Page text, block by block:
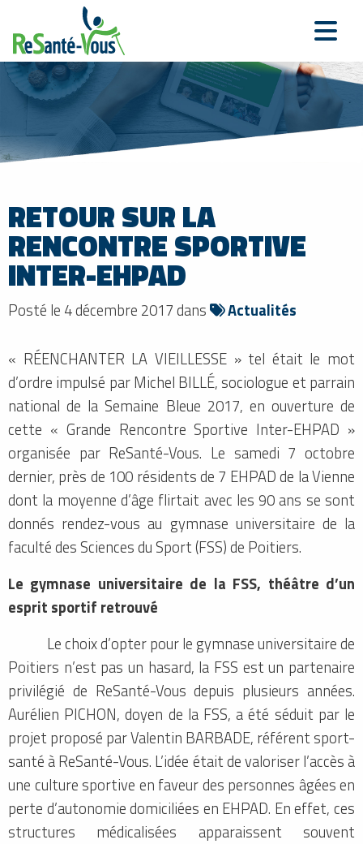
RETOUR SUR LA
RENCONTRE SPORTIVE
INTER-EHPAD
Posté le 4 décembre 2017 dans Actualités
« RÉENCHANTER LA VIEILLESSE » tel était le mot
d’ordre impulsé par Michel BILLÉ, sociologue et parrain
national de la Semaine Bleue 2017, en ouverture de
cette « Grande Rencontre Sportive Inter-EHPAD »
organisée par ReSanté-Vous. Le samedi 7 octobre
dernier, près de 100 résidents de 7 EHPAD de la Vienne
dont la moyenne d’âge flirtait avec les 90 ans se sont
donnés rendez-vous au gymnase universitaire de la
faculté des Sciences du Sport (FSS) de Poitiers.
Le gymnase universitaire de la FSS, théâtre d’un
esprit sportif retrouvé
Le choix d’opter pour le gymnase universitaire de
Poitiers n’est pas un hasard, la FSS est un partenaire
privilégié de ReSanté-Vous depuis plusieurs années.
Aurélien PICHON, doyen de la FSS, a été séduit par le
projet proposé par Valentin BARBADE, référent sport-
santé à ReSanté-Vous. L’idée était de valoriser l’accès à
une culture sportive en faveur des personnes âgées en
perte d’autonomie domiciliées en EHPAD. En effet, ces
structures médicalisées apparaissent souvent